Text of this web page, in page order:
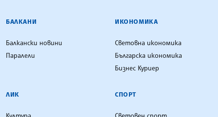
БАЛКАНИ
Балкански новини
Паралели
ИКОНОМИКА
Световна икономика
Българска икономика
Бизнес Куриер
ЛИК СПОРТ